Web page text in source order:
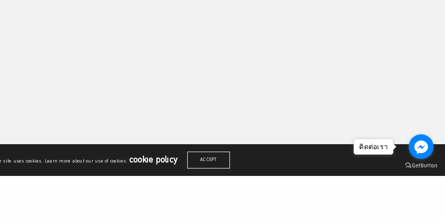
site uses cookies. Learn more about our use of cookies: cookie policy ACCEPT
ติดต่อเรา